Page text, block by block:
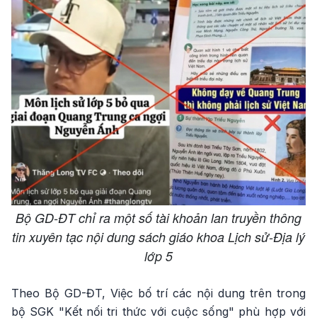
Bộ GD-ĐT chỉ ra một số tài khoản lan truyền thông
tin xuyên tạc nội dung sách giáo khoa Lịch sử-Địa lý
lớp 5
Theo Bộ GD-ĐT, Việc bố trí các nội dung trên trong
bộ SGK "Kết nối tri thức với cuộc sống" phù hợp với